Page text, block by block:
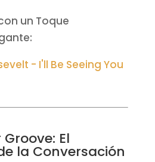
un Toque
- I'll Be Seeing You
El
la Conversación